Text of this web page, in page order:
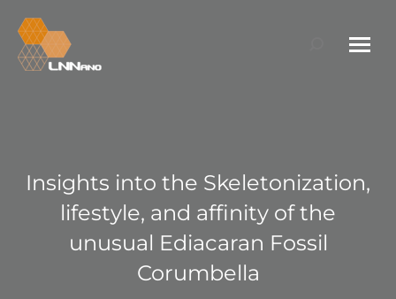
Search:
Insights into the Skeletonization,
lifestyle, and affinity of the
unusual Ediacaran Fossil
Corumbella